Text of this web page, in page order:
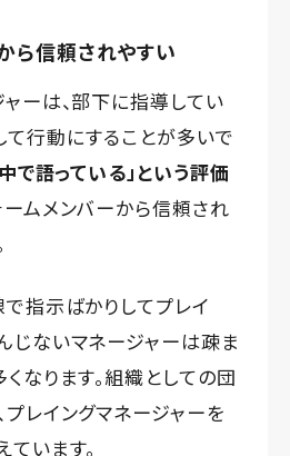
ら信頼されやすい
ーは、部下に指導してい
て行動にすることが多いで
で語っている」という評価
ームメンバーから信頼され
指示ばかりしてプレイ
じないマネージャーは疎ま
なります。組織としての団
レイングマネージャーを
います。